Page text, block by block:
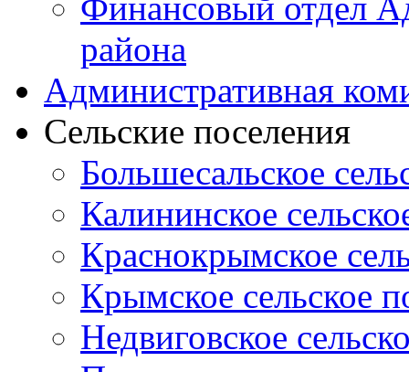
Финансовый отдел
района
Административная
Сельские поселения
Большесальское
Калининское
Краснокрымское
Крымское сельское
Недвиговское